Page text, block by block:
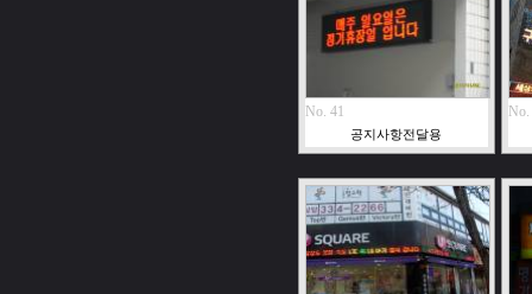
No. 41
공지사항전달용